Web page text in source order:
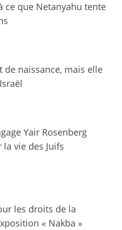
ce que Netanyahu tente
de naissance, mais elle
Yair Rosenberg
vie des Juifs
les droits de la
« Nakba »